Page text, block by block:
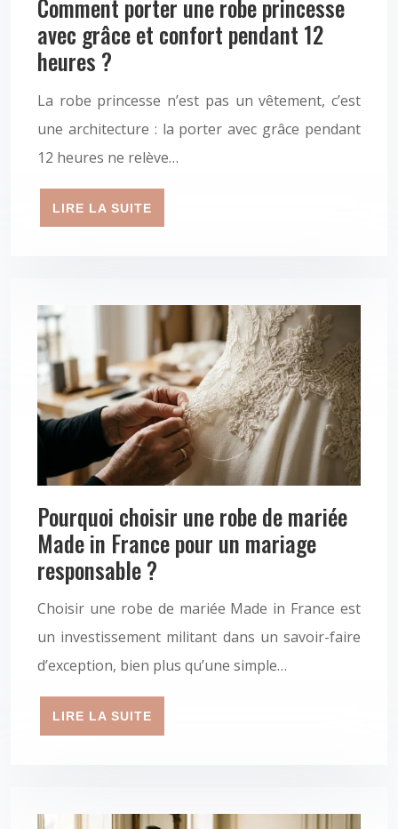
Comment porter une robe princesse
avec grâce et confort pendant 12
heures ?
La robe princesse n’est pas un vêtement, c’est
une architecture : la porter avec grâce pendant
12 heures ne relève…
LIRE LA SUITE
Pourquoi choisir une robe de mariée
Made in France pour un mariage
responsable ?
Choisir une robe de mariée Made in France est
un investissement militant dans un savoir-faire
d’exception, bien plus qu’une simple…
LIRE LA SUITE